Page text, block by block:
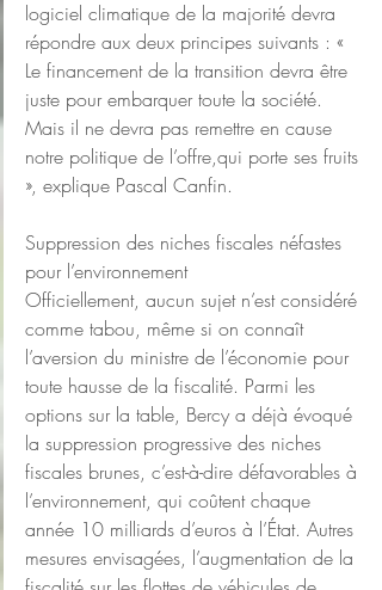
logiciel climatique de la majorité devra
répondre aux deux principes suivants : «
Le financement de la transition devra être
juste pour embarquer toute la société.
Mais il ne devra pas remettre en cause
notre politique de l’offre,qui porte ses fruits
», explique Pascal Canfin.
Suppression des niches fiscales néfastes
pour l’environnement
Officiellement, aucun sujet n’est considéré
comme tabou, même si on connaît
l’aversion du ministre de l’économie pour
toute hausse de la fiscalité. Parmi les
options sur la table, Bercy a déjà évoqué
la suppression progressive des niches
fiscales brunes, c’est-à-dire défavorables à
l’environnement, qui coûtent chaque
année 10 milliards d’euros à l’État. Autres
mesures envisagées, l’augmentation de la